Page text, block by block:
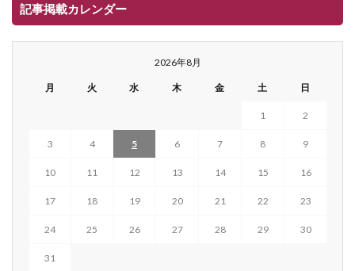
記事掲載カレンダー
2026年8月
月 火 水 木 金 土 日
1 2
3 4 5 6 7 8 9
10 11 12 13 14 15 16
17 18 19 20 21 22 23
24 25 26 27 28 29 30
31